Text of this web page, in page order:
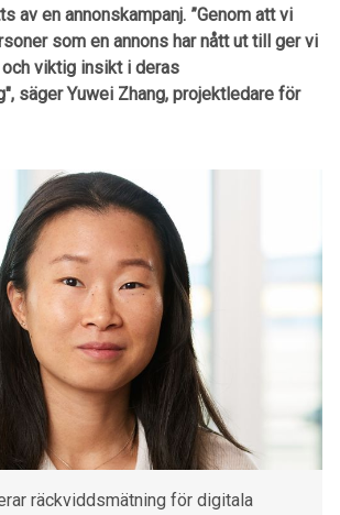
av en annonskampanj. ”Genom att vi
som en annons har nått ut till ger vi
och viktig insikt i deras
säger Yuwei Zhang, projektledare för
räckviddsmätning för digitala